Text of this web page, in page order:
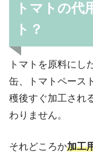
トマトの代
ト？
トマトを原料にし
缶、トマトペース
穫後すぐ加工され
わりません。
それどころか加工